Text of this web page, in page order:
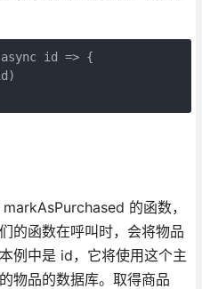
async id => {
的函数，
的函数在呼叫时，会将物品
例中是 id，它将使用这个主
物品的数据库。取得商品